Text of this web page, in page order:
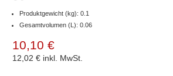
Produktgewicht (kg): 0.1
Gesamtvolumen (L): 0.06
10,10 €
12,02 € inkl. MwSt.